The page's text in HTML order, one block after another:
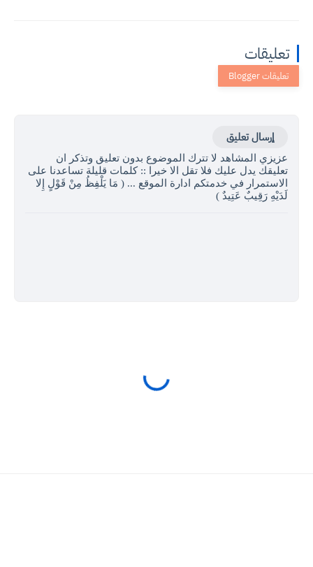
تعليقات
إرسال تعليق
عزيزي المشاهد لا تترك الموضوع بدون تعليق وتذكر ان
تعليقك يدل عليك فلا تقل الا خيرا :: كلمات قليلة تساعدنا على
الاستمرار في خدمتكم ادارة الموقع ... ( مَا يَلْفِظُ مِنْ قَوْلٍ إِلا
لَدَيْهِ رَقِيبٌ عَتِيدٌ )